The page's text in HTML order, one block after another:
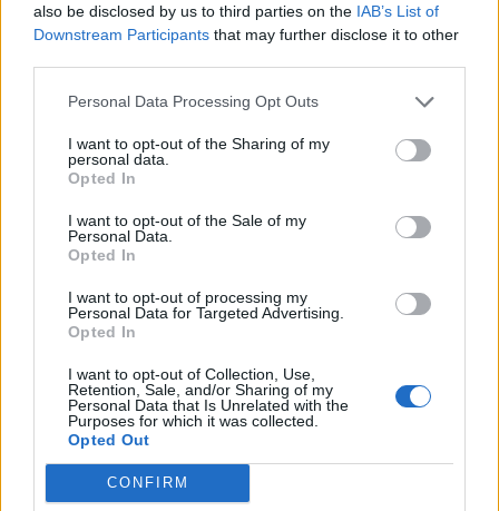
also be disclosed by us to third parties on the IAB’s List of
Downstream Participants that may further disclose it to other
Personal Data Processing Opt Outs
I want to opt-out of the Sharing of my
personal data.
Opted In
I want to opt-out of the Sale of my
Personal Data.
Opted In
I want to opt-out of processing my
Personal Data for Targeted Advertising.
Opted In
I want to opt-out of Collection, Use,
Retention, Sale, and/or Sharing of my
Personal Data that Is Unrelated with the
Purposes for which it was collected.
Opted Out
CONFIRM
ΤΕΛΕΥΤΑΙΑ ΝΕΑ